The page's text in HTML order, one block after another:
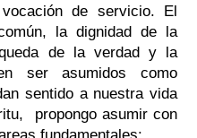
de servicio. El
la dignidad de la
de la verdad y la
ser asumidos como
sentido a nuestra vida
propongo asumir con